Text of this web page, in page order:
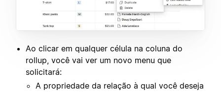
Ao clicar em qualquer célula na coluna do
rollup, você vai ver um novo menu que
solicitará:
A propriedade da relação à qual você deseja